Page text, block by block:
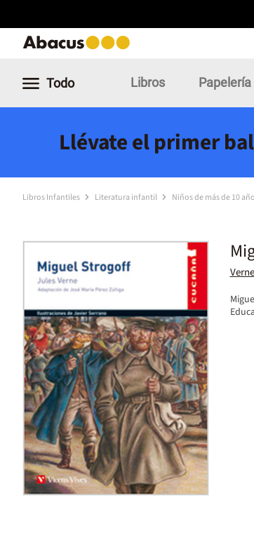
Todo Libros Papelería
Llévate el primer
Libros Infantiles Literatura infantil Niños de más de 10